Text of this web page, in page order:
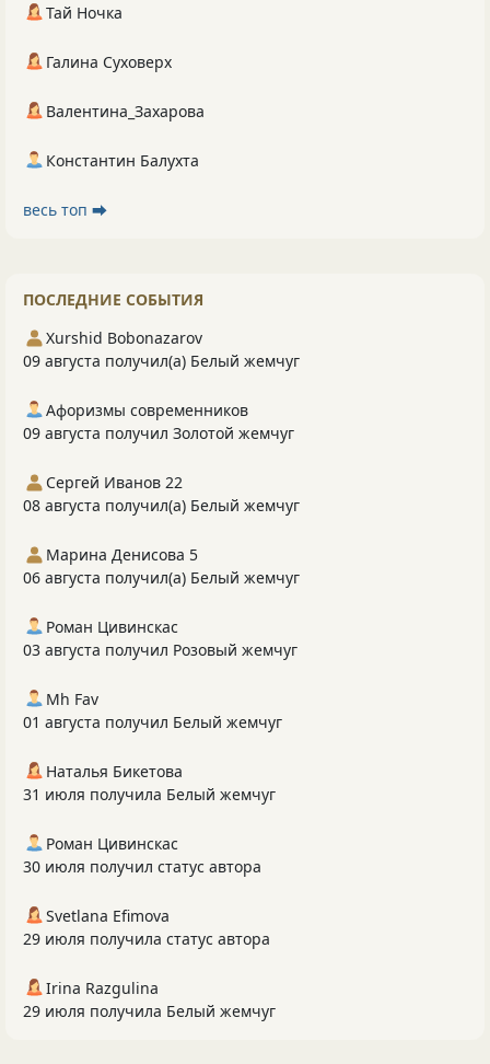
Тай Ночка
Галина Суховерх
Валентина_Захарова
Константин Балухта
весь топ ⮕
ПОСЛЕДНИЕ СОБЫТИЯ
Xurshid Bobonazarov
09 августа получил(а) Белый жемчуг
Афоризмы современников
09 августа получил Золотой жемчуг
Сергей Иванов 22
08 августа получил(а) Белый жемчуг
Марина Денисова 5
06 августа получил(а) Белый жемчуг
Роман Цивинскас
03 августа получил Розовый жемчуг
Mh Fav
01 августа получил Белый жемчуг
Наталья Бикетова
31 июля получила Белый жемчуг
Роман Цивинскас
30 июля получил статус автора
Svetlana Efimova
29 июля получила статус автора
Irina Razgulina
29 июля получила Белый жемчуг